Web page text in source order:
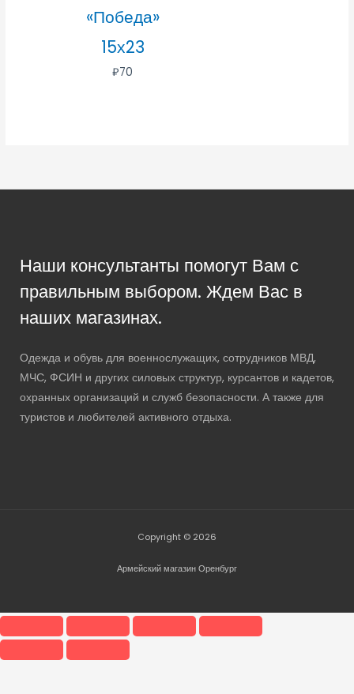
«Победа»
15х23
₽70
Наши консультанты помогут Вам с
правильным выбором. Ждем Вас в
наших магазинах.
Одежда и обувь для военнослужащих, сотрудников МВД,
МЧС, ФСИН и других силовых структур, курсантов и кадетов,
охранных организаций и служб безопасности. А также для
туристов и любителей активного отдыха.
Copyright © 2026
Армейский магазин Оренбург